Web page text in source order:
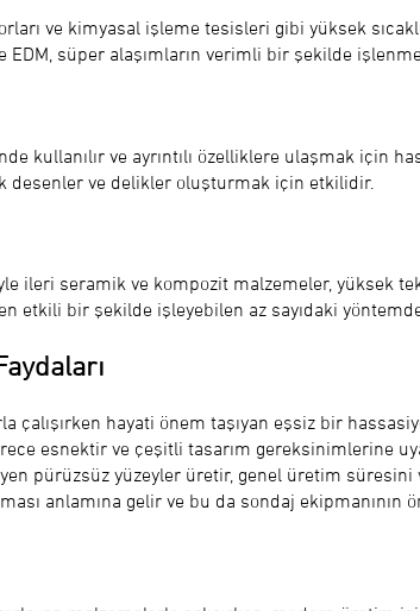
ve kimyasal işleme tesisleri gibi yüksek
süper alaşımların verimli bir şekilde
kullanılır ve ayrıntılı özelliklere ulaşmak için
desenler ve delikler oluşturmak için etkilidir.
ileri seramik ve kompozit malzemeler, yüksek
etkili bir şekilde işleyebilen az sayıdaki
çalışırken hayati önem taşıyan eşsiz bir
esnektir ve çeşitli tasarım gereksinimlerine
pürüzsüz yüzeyler üretir, genel üretim süresini
anlamına gelir ve bu da sondaj ekipmanının